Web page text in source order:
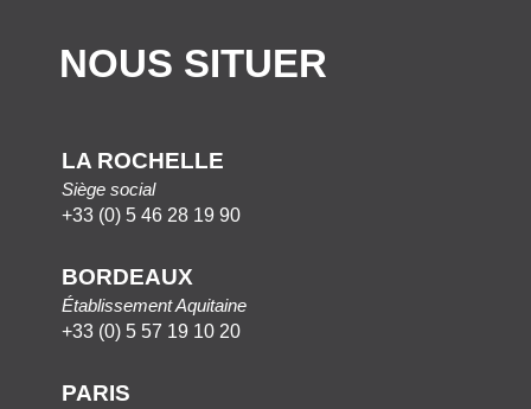
NOUS SITUER
LA ROCHELLE
Siège social
+33 (0) 5 46 28 19 90
BORDEAUX
Établissement Aquitaine
+33 (0) 5 57 19 10 20
PARIS